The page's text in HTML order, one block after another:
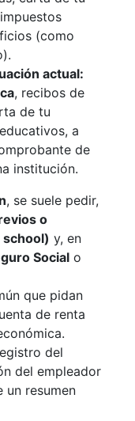
(como
actual:
, recibos de
de tu
a
de
institución.
, se suele pedir,
o
y, en
Social o
que pidan
de renta
del
del empleador
un resumen